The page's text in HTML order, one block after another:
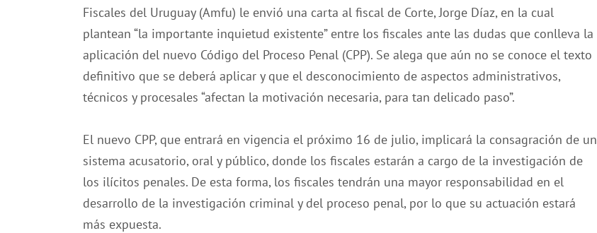
Fiscales del Uruguay (Amfu) le envió una carta al fiscal de Corte, Jorge Díaz, en la cual
plantean “la importante inquietud existente” entre los fiscales ante las dudas que conlleva la
aplicación del nuevo Código del Proceso Penal (CPP). Se alega que aún no se conoce el texto
definitivo que se deberá aplicar y que el desconocimiento de aspectos administrativos,
técnicos y procesales “afectan la motivación necesaria, para tan delicado paso”.
El nuevo CPP, que entrará en vigencia el próximo 16 de julio, implicará la consagración de un
sistema acusatorio, oral y público, donde los fiscales estarán a cargo de la investigación de
los ilícitos penales. De esta forma, los fiscales tendrán una mayor responsabilidad en el
desarrollo de la investigación criminal y del proceso penal, por lo que su actuación estará
más expuesta.